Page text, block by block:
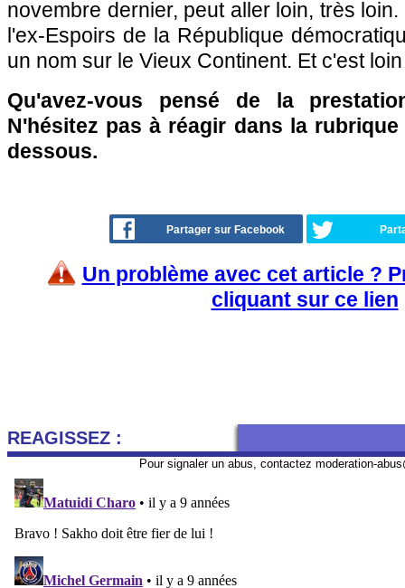
novembre dernier, peut aller loin, très
l'ex-Espoirs de la République
un nom sur le Vieux Continent. Et c'est
Qu'avez-vous pensé de la
N'hésitez pas à réagir dans la
dessous.
Partager sur Facebook
Un problème avec cet article ?
cliquant sur ce lien
REAGISSEZ :
Pour signaler un abus, contactez moderation-